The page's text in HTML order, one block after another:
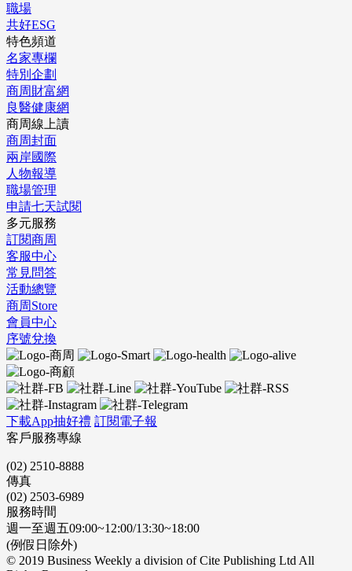
職場
共好ESG
特色頻道
名家專欄
特別企劃
商周財富網
良醫健康網
商周線上讀
商周封面
兩岸國際
人物報導
職場管理
申請七天試閱
多元服務
訂閱商周
客服中心
常見問答
活動總覽
商周Store
會員中心
序號兌換
下載App抽好禮 訂閱電子報
客戶服務專線
(02) 2510-8888
傳真
(02) 2503-6989
服務時間
週一至週五09:00~12:00/13:30~18:00
(例假日除外)
© 2019 Business Weekly a division of Cite Publishing Ltd All